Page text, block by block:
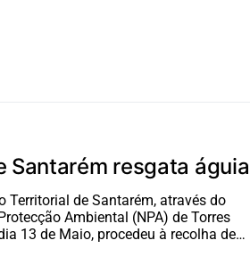
Santarém resgata águia
Territorial de Santarém, através do
Ambiental (NPA) de Torres
13 de Maio, procedeu à recolha de…